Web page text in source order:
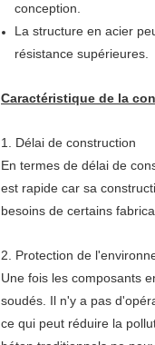
conception.
La structure en acier
résistance supérieures.
Caractéristique de la
1. Délai de construction
En termes de délai de
est rapide car sa
besoins de certains
2. Protection de
Une fois les composants
soudés. Il n'y a pas
ce qui peut réduire la